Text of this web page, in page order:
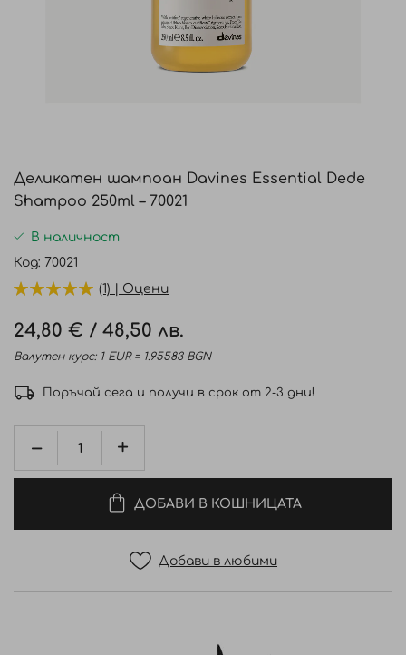
началото
на
галерия
със
Деликатен шампоан Davines Essential Dede
Shampoo 250ml – 70021
В наличност
Код 70021
(1) | Оцени
24,80 € / 48,50 лв.
Валутен курс: 1 EUR = 1.95583 BGN
Поръчай сега и получи в срок от 2-3 дни!
ДОБАВИ В КОШНИЦАТА
Добави в любими